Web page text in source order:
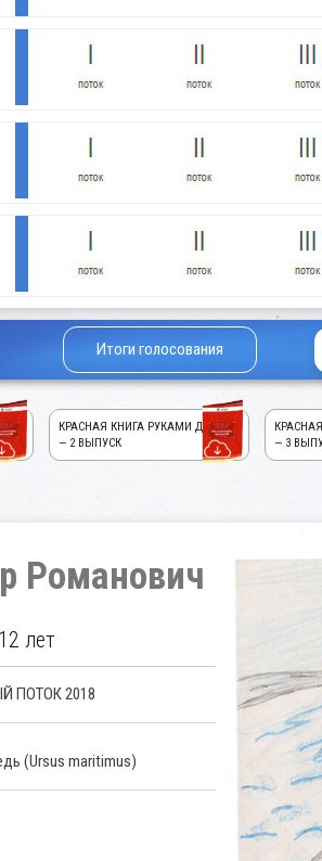
Итоги голосования
КРАСНАЯ КНИГА РУКАМИ ДЕТЕЙ!
— 2 ВЫПУСК
— 3
Романович
12 лет
ПОТОК 2018
(Ursus maritimus)